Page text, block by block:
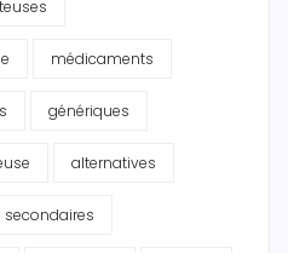
médicaments
génériques
alternatives
secondaires